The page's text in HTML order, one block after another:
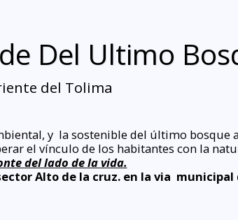
Del Ultimo
del Tolima
y la sostenible del último bosque
el vínculo de los habitantes con la
del lado de la vida.
Alto de la cruz. en la via municipal